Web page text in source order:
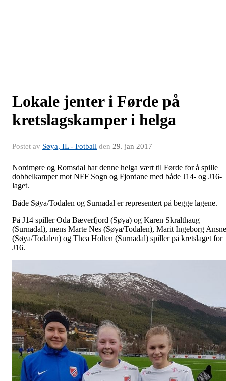
Lokale jenter i Førde på
kretslagskamper i helga
Postet av Søya, IL - Fotball den 29. jan 2017
Nordmøre og Romsdal har denne helga vært til Førde for å spille
dobbelkamper mot NFF Sogn og Fjordane med både J14- og J16-
laget.
Både Søya/Todalen og Surnadal er representert på begge lagene.
På J14 spiller Oda Bæverfjord (Søya) og Karen Skralthaug
(Surnadal), mens Marte Nes (Søya/Todalen), Marit Ingeborg
(Søya/Todalen) og Thea Holten (Surnadal) spiller på kretslaget for
J16.